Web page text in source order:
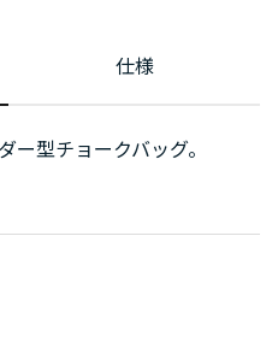
仕様
ー型チョークバッグ。